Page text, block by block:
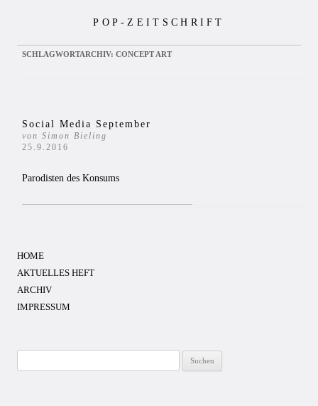
POP-ZEITSCHRIFT
SCHLAGWORTARCHIV: CONCEPT ART
Social Media September
von Simon Bieling
25.9.2016
Parodisten des Konsums
HOME
AKTUELLES HEFT
ARCHIV
IMPRESSUM
nach: